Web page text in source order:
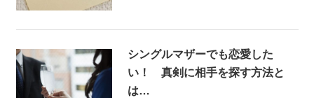
シングルマザーでも恋愛した
い！ 真剣に相手を探す方法と
は…